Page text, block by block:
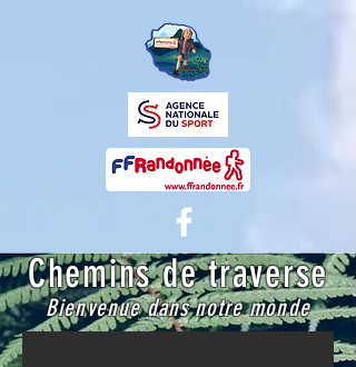
Chemins de traverse
Bienvenue dans notre monde